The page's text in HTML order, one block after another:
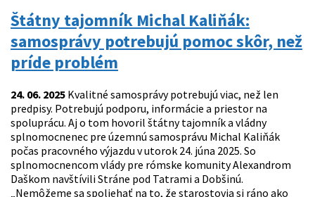
Štátny tajomník Michal Kaliňák:
samosprávy potrebujú pomoc skôr, než
príde problém
24. 06. 2025 Kvalitné samosprávy potrebujú viac, než len
predpisy. Potrebujú podporu, informácie a priestor na
spoluprácu. Aj o tom hovoril štátny tajomník a vládny
splnomocnenec pre územnú samosprávu Michal Kaliňák
počas pracovného výjazdu v utorok 24. júna 2025. So
splnomocnencom vlády pre rómske komunity Alexandrom
Daškom navštívili Stráne pod Tatrami a Dobšinú.
„Nemôžeme sa spoliehať na to, že starostovia si ráno ako